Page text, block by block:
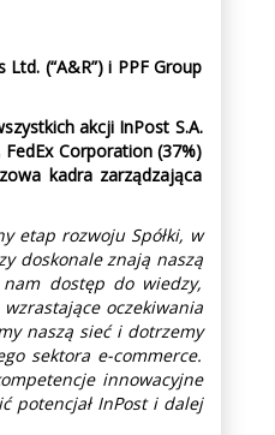
(“A&R”) i PPF Group
akcji InPost S.A.
Corporation (37%)
kadra zarządzająca
etap rozwoju Spółki, w
doskonale znają naszą
dostęp do wiedzy,
oczekiwania
naszą sieć i dotrzemy
sektora e-commerce.
innowacyjne
potencjał InPost i dalej